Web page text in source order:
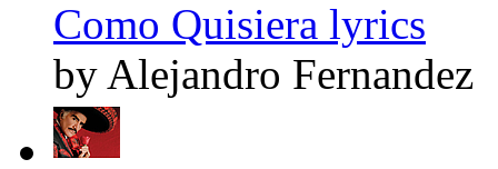
Como Quisiera lyrics
by Alejandro Fernandez